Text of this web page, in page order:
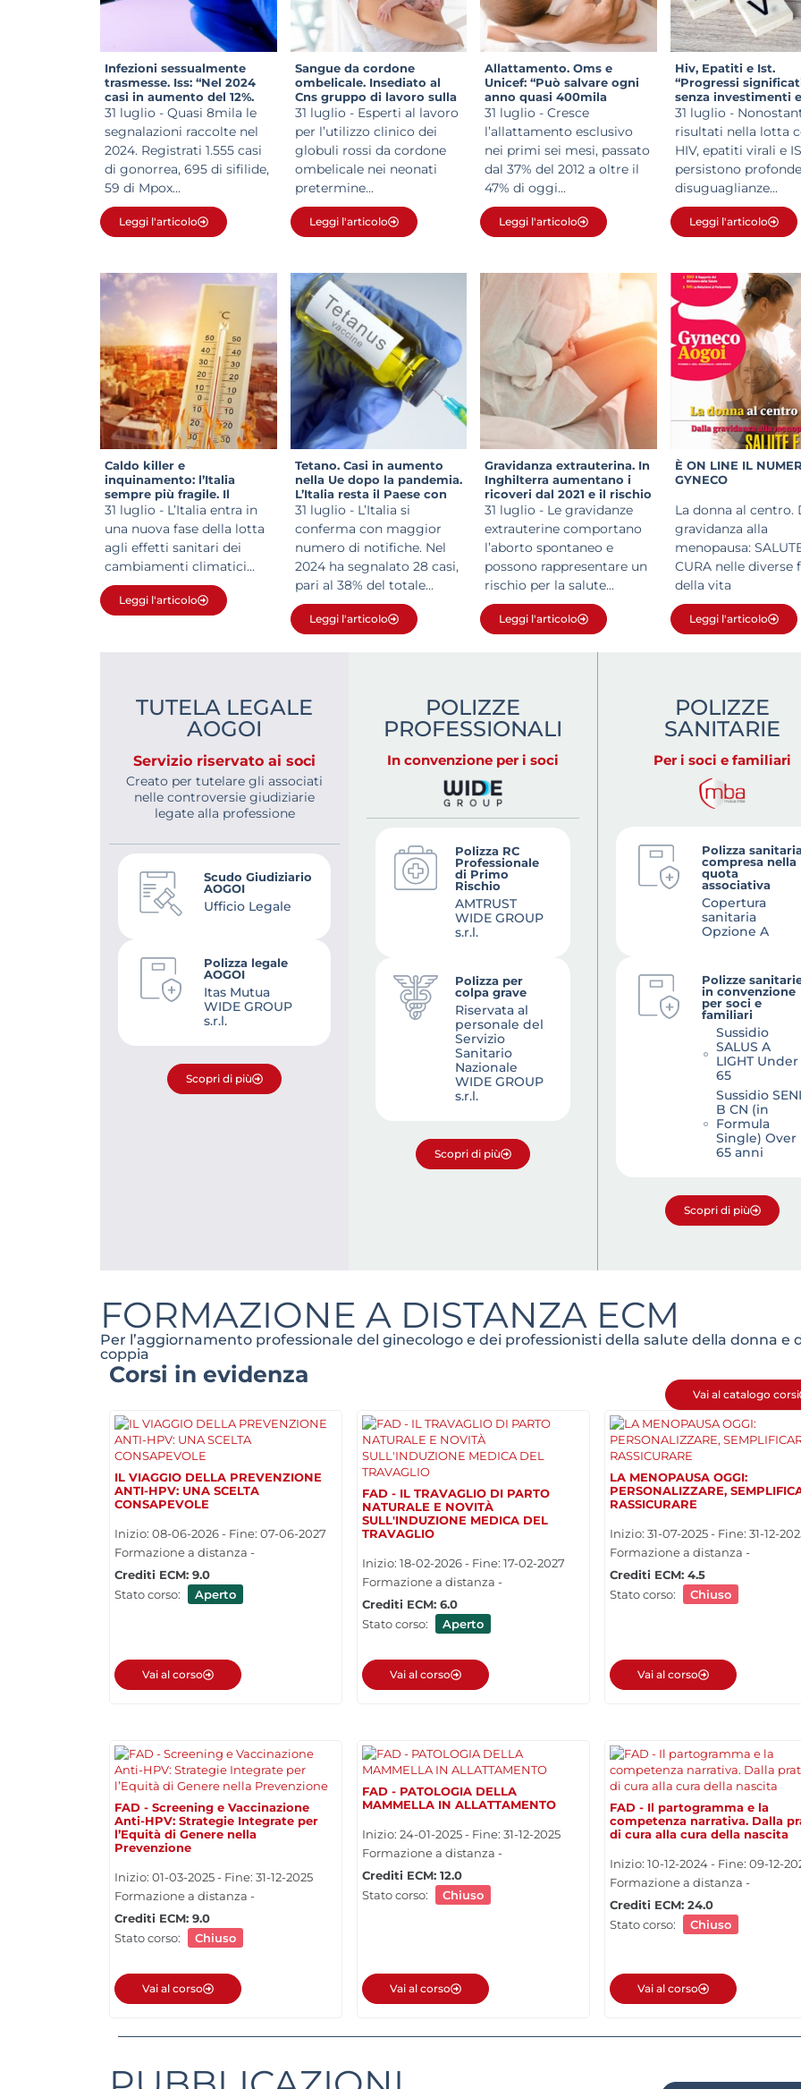
Infezioni sessualmente
trasmesse. Iss: “Nel 2024
casi in aumento del 12%.
Clamidia +41,5%, gonorrea
al livello più alto di
sempre”
31 luglio - Quasi 8mila le
segnalazioni raccolte nel
2024. Registrati 1.555 casi
di gonorrea, 695 di sifilide,
59 di Mpox...
Leggi l'articolo
Sangue da cordone
ombelicale. Insediato al
Cns gruppo di lavoro sulla
trasfusione del neonato
pretermine
31 luglio - Esperti al lavoro
per l’utilizzo clinico dei
globuli rossi da cordone
ombelicale nei neonati
pretermine...
Leggi l'articolo
Allattamento. Oms e
Unicef: “Può salvare ogni
anno quasi 400mila
bambini e 140mila madri”
31 luglio - Cresce
l’allattamento esclusivo
nei primi sei mesi, passato
dal 37% del 2012 a oltre il
47% di oggi...
Leggi l'articolo
Hiv, Epatiti e Ist.
“Progressi
senza investimenti e
integrazione dei
obiettivi 2030 sono
rischio”. L’alert
31 luglio -
risultati nella lotta
HIV, epatiti virali e
persistono profonde
disuguaglianze...
Leggi l'articolo
Caldo killer e
inquinamento: l’Italia
sempre più fragile. Il
Ministero aggiorna il
Piano: allarme per anziani,
cronici e lavoratori.
Temperature elevate e
smog diventano un’unica
31 luglio - L’Italia entra in
una nuova fase della lotta
agli effetti sanitari dei
cambiamenti climatici...
Leggi l'articolo
Tetano. Casi in aumento
nella Ue dopo la pandemia.
L’Italia resta il Paese con
più notifiche
31 luglio - L’Italia si
conferma con maggior
numero di notifiche. Nel
2024 ha segnalato 28 casi,
pari al 38% del totale...
Leggi l'articolo
Gravidanza extrauterina. In
Inghilterra aumentano i
ricoveri dal 2021 e il rischio
è più che doppio nelle aree
più svantaggiate
31 luglio - Le gravidanze
extrauterine comportano
l’aborto spontaneo e
possono rappresentare un
rischio per la salute...
Leggi l'articolo
È ON LINE IL
GYNECO
La donna al centro.
gravidanza alla
menopausa:
CURA nelle diverse
della vita
Leggi l'articolo
TUTELA LEGALE
AOGOI
Servizio riservato ai soci
Creato per tutelare gli associati
nelle controversie giudiziarie
legate alla professione
Scudo Giudiziario
AOGOI
Ufficio Legale
Polizza legale
AOGOI
Itas Mutua
WIDE GROUP
s.r.l.
Scopri di più
POLIZZE
PROFESSIONALI
Scopri di più
In convenzione per i soci
Polizza RC
Professionale
di Primo
Rischio
AMTRUST
WIDE GROUP
s.r.l.
Polizza per
colpa grave
Riservata al
personale del
Servizio
Sanitario
Nazionale
WIDE GROUP
s.r.l.
POLIZZE
SANITARIE
Scopri di più
Per i soci e familiari
Polizza
compresa nella
quota
associativa
Copertura
sanitaria
Opzione A
Polizze
in convenzione
per soci e
familiari
Sussidio
SALUS A
LIGHT Under
65
Sussidio
B CN (in
Formula
Single) Over
65 anni
FORMAZIONE A DISTANZA ECM
Per l’aggiornamento professionale del ginecologo e dei professionisti della salute della donna e
coppia
Corsi in evidenza
Vai al catalogo corsi
IL VIAGGIO DELLA PREVENZIONE
ANTI-HPV: UNA SCELTA
CONSAPEVOLE
Inizio: 08-06-2026 - Fine: 07-06-2027
Formazione a distanza -
Crediti ECM: 9.0
Stato corso:
Aperto
Vai al corso
FAD - IL TRAVAGLIO DI PARTO
NATURALE E NOVITÀ
SULL'INDUZIONE MEDICA DEL
TRAVAGLIO
Inizio: 18-02-2026 - Fine: 17-02-2027
Formazione a distanza -
Crediti ECM: 6.0
Stato corso:
Aperto
Vai al corso
LA MENOPAUSA OGGI:
PERSONALIZZARE,
RASSICURARE
Inizio: 31-07-2025 - Fine: 31-12-
Formazione a distanza -
Crediti ECM: 4.5
Stato corso:
Chiuso
Vai al corso
FAD - Screening e Vaccinazione
Anti-HPV: Strategie Integrate per
l’Equità di Genere nella
Prevenzione
Inizio: 01-03-2025 - Fine: 31-12-2025
Formazione a distanza -
Crediti ECM: 9.0
Stato corso:
Chiuso
Vai al corso
FAD - PATOLOGIA DELLA
MAMMELLA IN ALLATTAMENTO
Inizio: 24-01-2025 - Fine: 31-12-2025
Formazione a distanza -
Crediti ECM: 12.0
Stato corso:
Chiuso
Vai al corso
FAD - Il partogramma e la
competenza narrativa. Dalla
di cura alla cura della nascita
Inizio: 10-12-2024 - Fine: 09-12-
Formazione a distanza -
Crediti ECM: 24.0
Stato corso:
Chiuso
Vai al corso